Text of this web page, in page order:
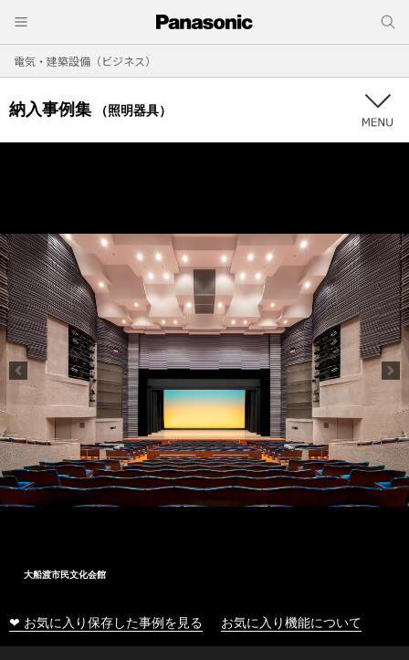
電気・建築設備（ビジネス）
納入事例集 （照明器具）
大船渡市民文化会館
❤ お気に入り保存した事例を見る お気に入り機能について